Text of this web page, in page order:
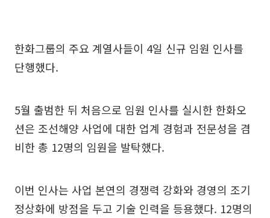
한화그룹의 주요 계열사들이 4일 신규 임원 인사를
단행했다.
5월 출범한 뒤 처음으로 임원 인사를 실시한 한화오
션은 조선해양 사업에 대한 업계 경험과 전문성을 겸
비한 총 12명의 임원을 발탁했다.
이번 인사는 사업 본연의 경쟁력 강화와 경영의 조기
정상화에 방점을 두고 기술 인력을 등용했다. 12명의